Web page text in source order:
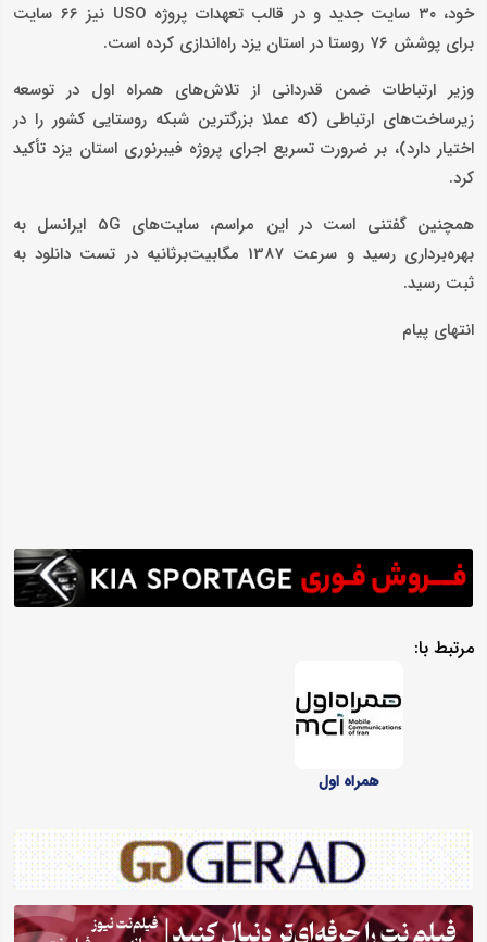
خود، ۳۰ سایت جدید و در قالب تعهدات پروژه USO نیز ۶۶ سایت
برای پوشش ۷۶ روستا در استان یزد راه‌اندازی کرده است.
وزیر ارتباطات ضمن قدردانی از تلاش‌های همراه اول در توسعه
زیرساخت‌های ارتباطی (که عملا بزرگترین شبکه روستایی کشور را در
اختیار دارد)، بر ضرورت تسریع اجرای پروژه فیبرنوری استان یزد تأکید
کرد.
همچنین گفتنی است در این مراسم، سایت‌های 5G ایرانسل به
بهره‌برداری رسید و سرعت 1387 مگابیت‌برثانیه در تست دانلود به
ثبت رسید.
انتهای پیام
مرتبط با:
همراه اول